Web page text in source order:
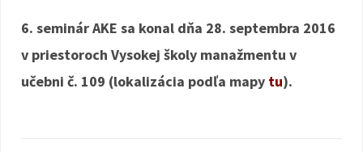
6. seminár AKE sa konal dňa 28. septembra 2016
v priestoroch Vysokej školy manažmentu v
učebni č. 109 (lokalizácia podľa mapy tu).